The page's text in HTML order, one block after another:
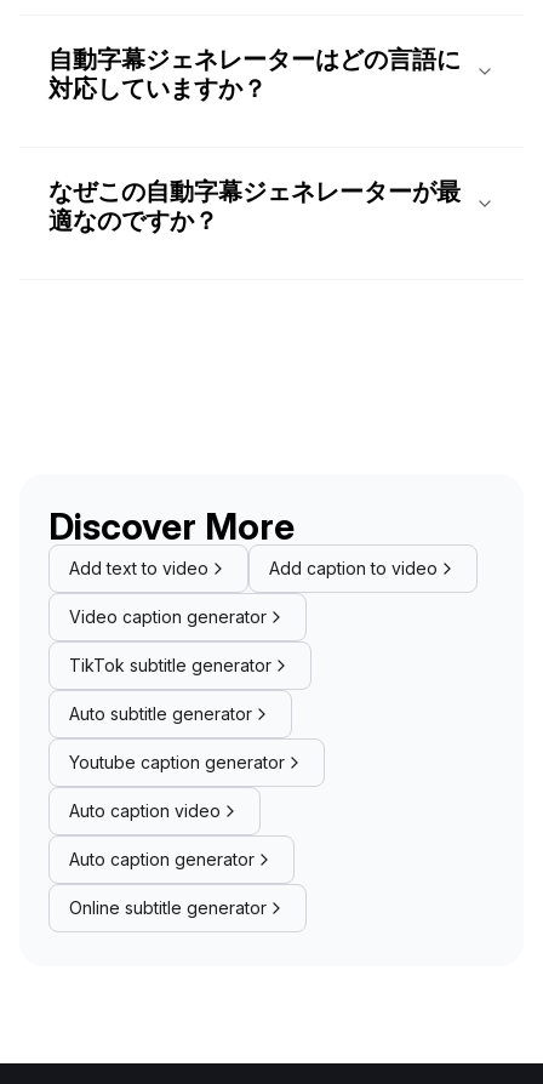
自動字幕ジェネレーターはどの言語に
対応していますか？
なぜこの自動字幕ジェネレーターが最
適なのですか？
Discover More
Add text to video Add caption to video
Video caption generator
TikTok subtitle generator
Auto subtitle generator
Youtube caption generator
Auto caption video
Auto caption generator
Online subtitle generator